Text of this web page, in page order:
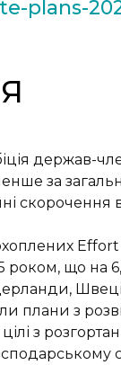
plans-
держав-
за
скорочення
роком, що
плани з
з